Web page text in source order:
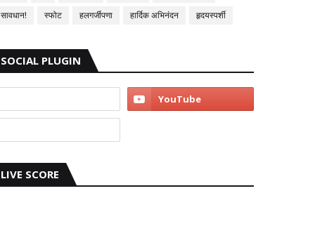
सावधान!
स्फोट हलगर्जीपणा हार्दिक अभिनंदन हृदयस्पर्शी
SOCIAL PLUGIN
LIVE SCORE